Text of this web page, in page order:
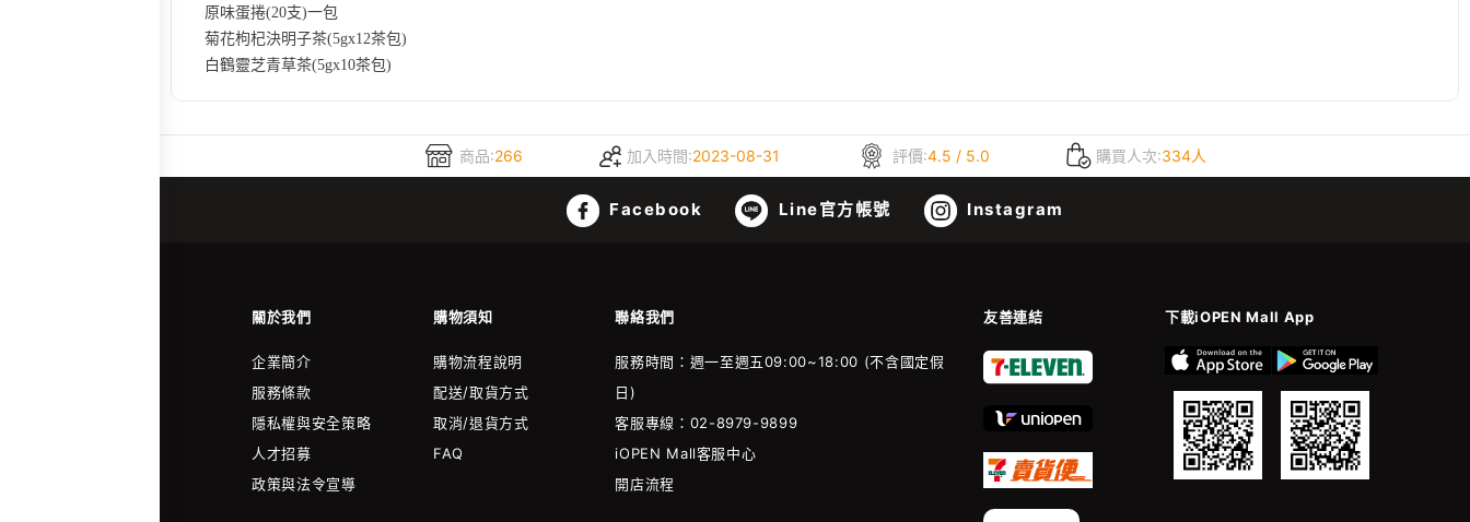
原味蛋捲(20支)一包
菊花枸杞決明子茶(5gx12茶包)
白鶴靈芝青草茶(5gx10茶包)
商品:266 加入時間:2023-08-31 評價:4.5 / 5.0 購買人次:334人
Facebook Line官方帳號 Instagram
關於我們 購物須知 聯絡我們 友善連結 下載iOPEN Mall App
企業簡介
服務條款
隱私權與安全策略
人才招募
政策與法令宣導
購物流程說明
配送/取貨方式
取消/退貨方式
FAQ
服務時間：週一至週五09:00~18:00 (不含國定假
日)
客服專線：02-8979-9899
iOPEN Mall客服中心
開店流程